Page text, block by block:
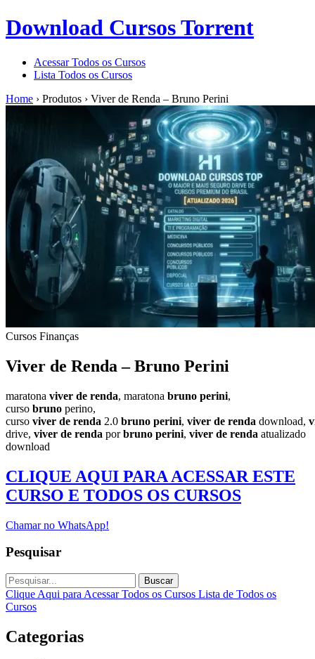
Download Cursos Torrent
Acessar Todos os Cursos
Lista Todos os Cursos
Home › Produtos › Viver de Renda – Bruno Perini
Cursos Finanças
Viver de Renda – Bruno Perini
maratona viver de renda, maratona bruno perini,
curso bruno perino,
curso viver de renda 2.0 bruno perini, viver de renda download,
drive, viver de renda porbruno perini, viver de renda atualizado
download
CLIQUE AQUI PARA ACESSAR ESTE
CURSO E TODOS OS CURSOS
Chamar no WhatsApp!
Pesquisar
Buscar
Clique Aqui para Acessar Todos os Cursos Lista de Todos os
Cursos
Categorias